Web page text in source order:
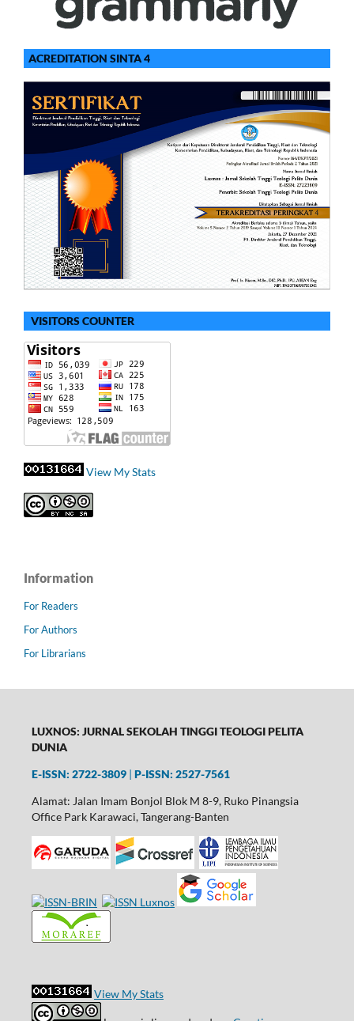
ACREDITATION SINTA 4
VISITORS COUNTER
View My Stats
Information
For Readers
For Authors
For Librarians
LUXNOS: JURNAL SEKOLAH TINGGI TEOLOGI PELITA
DUNIA
E-ISSN: 2722-3809| P-ISSN: 2527-7561
Alamat: Jalan Imam Bonjol Blok M 8-9, Ruko Pinangsia
Office Park Karawaci, Tangerang-Banten
View My Stats